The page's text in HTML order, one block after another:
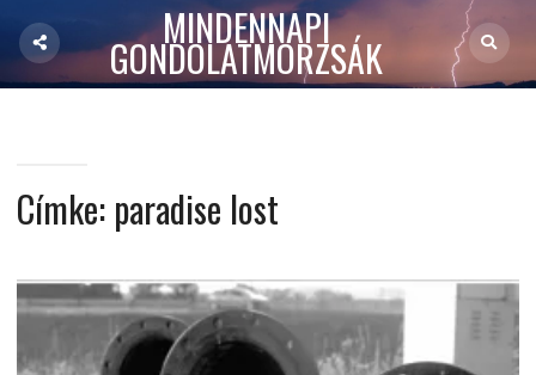
MINDENNAPI
GONDOLATMORZSÁK
Címke: paradise lost